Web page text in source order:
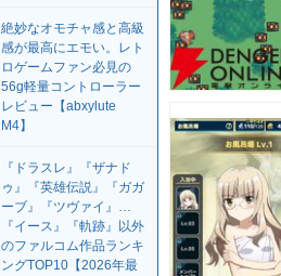
絶妙なオモチャ感と高級
感が最高にエモい。レト
ロゲームファン必見の
56g軽量コントローラー
レビュー【abxylute
M4】
『ドラスレ』『ザナド
ゥ』『英雄伝説』『ガガ
ーブ』『ツヴァイ』…
『イース』『軌跡』以外
のファルコム作品ランキ
ングTOP10【2026年最